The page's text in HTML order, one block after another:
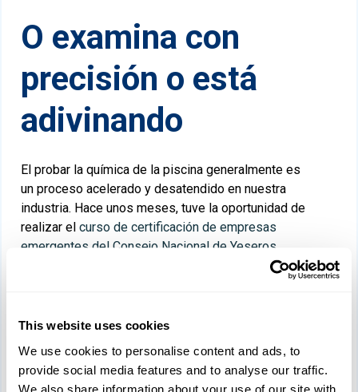
This website uses cookies
We use cookies to personalise content and ads, to
provide social media features and to analyse our traffic.
We also share information about your use of our site with
O examina con
precisión o está
adivinando
El probar la química de la piscina generalmente es
un proceso acelerado y desatendido en nuestra
industria. Hace unos meses, tuve la oportunidad de
realizar el curso de certificación de empresas
emergentes del Consejo Nacional de Yeseros
. En mi puesto con Orenda,
buena oportunidad para mi para aprender
no se suponía que hiciera la certificación (Orenda
era patrocinador oficial del curso y yo no soy